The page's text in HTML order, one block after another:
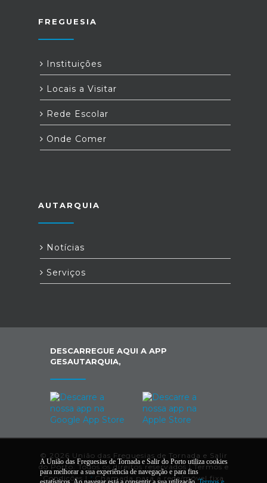
FREGUESIA
Instituições
Locais a Visitar
Rede Escolar
Onde Comer
AUTARQUIA
Notícias
Serviços
DESCARREGUE AQUI A APP
GESAUTARQUIA,
© 2026 União das Freguesias de Tornada e Salir
do Porto. Todos os direitos reservados |Termos e
Condições | * Chamada para a rede/móvel fixa
A União das Freguesias de Tornada e Salir do Porto utiliza cookies
para melhorar a sua experiência de navegação e para fins